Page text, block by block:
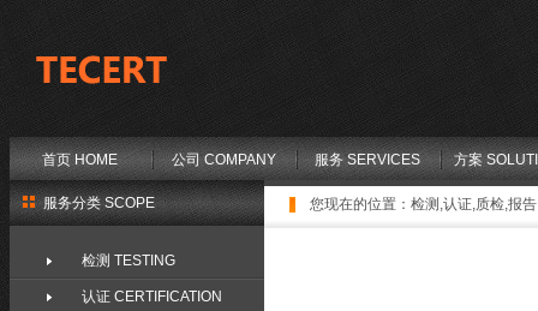
首页 HOME 公司 COMPANY 服务 SERVICES 方案
您现在的位置： 检测,认证,质检,报
服务分类 SCOPE
检测 TESTING
认证 CERTIFICATION